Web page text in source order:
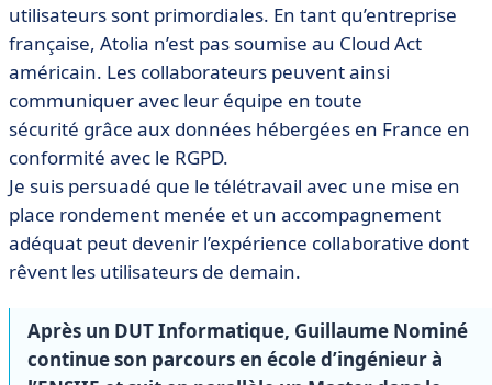
utilisateurs sont primordiales. En tant qu’entreprise
française, Atolia n’est pas soumise au Cloud Act
américain. Les collaborateurs peuvent ainsi
communiquer avec leur équipe en toute
sécurité grâce aux données hébergées en France en
conformité avec le RGPD.
Je suis persuadé que le télétravail avec une mise en
place rondement menée et un accompagnement
adéquat peut devenir l’expérience collaborative dont
rêvent les utilisateurs de demain.
Après un DUT Informatique, Guillaume Nominé
continue son parcours en école d’ingénieur à